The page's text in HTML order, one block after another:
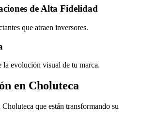
de Alta Fidelidad
que atraen inversores.
la evolución visual de tu marca.
en Choluteca
que están transformando su